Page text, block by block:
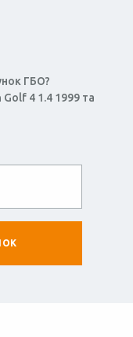
ГБО?
4 1.4 1999 та